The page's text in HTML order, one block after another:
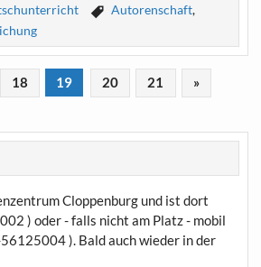
Autorenschaft,
18 19 20 21 »
Cloppenburg und ist dort
) oder - falls nicht am Platz - mobil
). Bald auch wieder in der